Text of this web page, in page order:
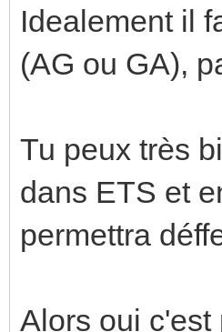
Idealement il
(AG ou GA),
Tu peux très
dans ETS et
permettra
Alors oui c'est